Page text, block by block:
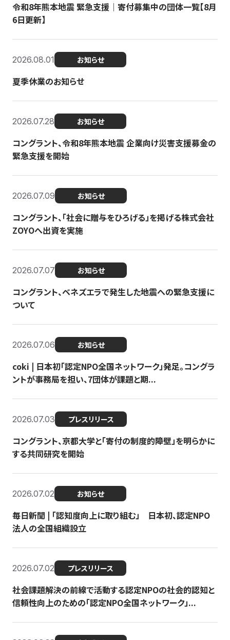
令和8年熊本地震 緊急支援｜寄付募集中の団体一覧【8月
6日更新】
2026.08.01 お知らせ
夏季休業のお知らせ
2026.07.28 お知らせ
コングラント、令和8年熊本地震 企業向け災害支援募金の
緊急支援を開始
2026.07.09 お知らせ
コングラント、「社会に贈与をひろげる」を掲げる株式会社
ZOYOへ出資を実施
2026.07.07 お知らせ
コングラント、ベネズエラで発生した地震への緊急支援に
ついて
2026.07.06 お知らせ
coki | 日本初「認定NPO全国ネットワーク」発足。コングラ
ントが事務局を担い、7団体が課題と期...
2026.07.03 プレスリリース
コングラント、京都大学と「寄付の制度的障壁」を明らかに
する共同研究を開始
2026.07.02 お知らせ
毎日新聞 | 「認知度向上に取り組む」 日本初、認定NPO
法人の全国組織設立
2026.07.02 プレスリリース
社会課題解決の前線で活動する認定NPOの社会的認知と
信頼性向上のための「認定NPO全国ネットワーク」...